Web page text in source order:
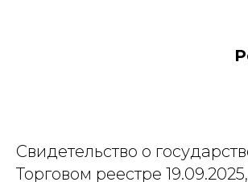
Свидетельство о
Торговом реестре